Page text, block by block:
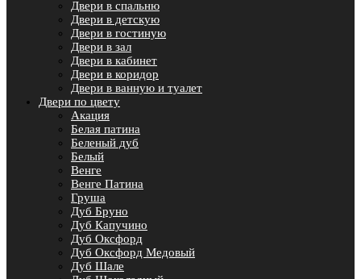
Двери в спальню
Двери в детскую
Двери в гостиную
Двери в зал
Двери в кабинет
Двери в коридор
Двери в ванную и туалет
Двери по цвету
Акация
Белая патина
Беленый дуб
Белый
Венге
Венге Патина
Груша
Дуб Бруно
Дуб Капучино
Дуб Оксфорд
Дуб Оксфорд Медовый
Дуб Шале